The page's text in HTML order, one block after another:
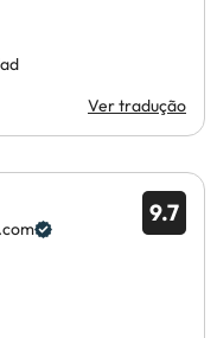
Ver tradução
9.7